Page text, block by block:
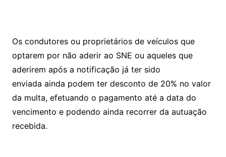
Os condutores ou proprietários de veículos que
optarem por não aderir ao SNE ou aqueles que
aderirem após a notificação já ter sido
enviada ainda podem ter desconto de 20% no valor
da multa, efetuando o pagamento até a data do
vencimento e podendo ainda recorrer da autuação
recebida.